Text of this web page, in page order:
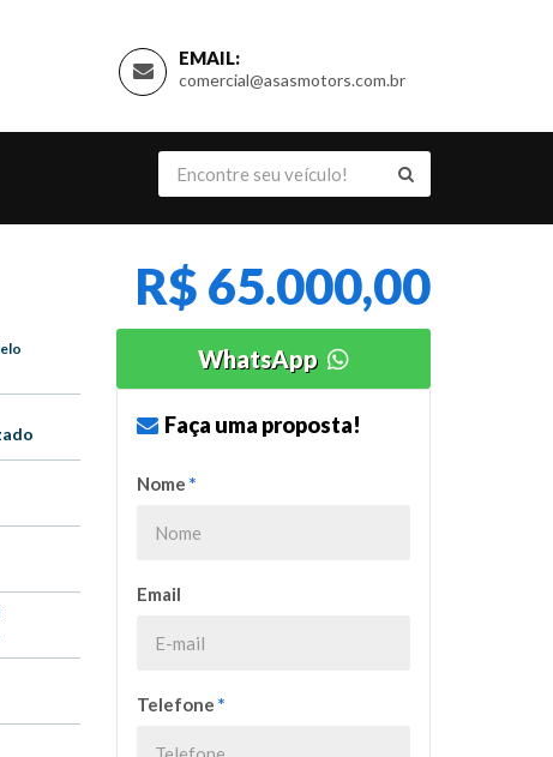
EMAIL:
comercial@asasmotors.com.br
R$ 65.000,00
WhatsApp
Faça uma proposta!
Nome *
Email
Telefone *